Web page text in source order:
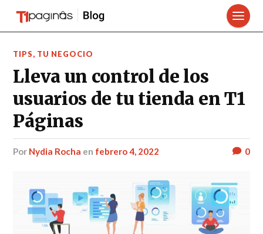
TIPS, TU NEGOCIO
Lleva un control de los
usuarios de tu tienda en T1
Páginas
por Nydia Rocha en febrero 4, 2022 0